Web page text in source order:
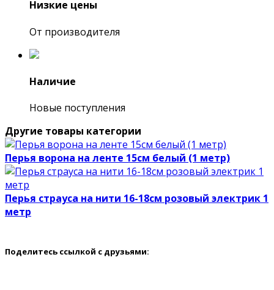
Низкие цены
От производителя
Наличие
Новые поступления
Другие товары категории
Перья ворона на ленте 15см белый (1 метр)
Перья страуса на нити 16-18см розовый электрик 1
метр
Поделитесь ссылкой с друзьями: